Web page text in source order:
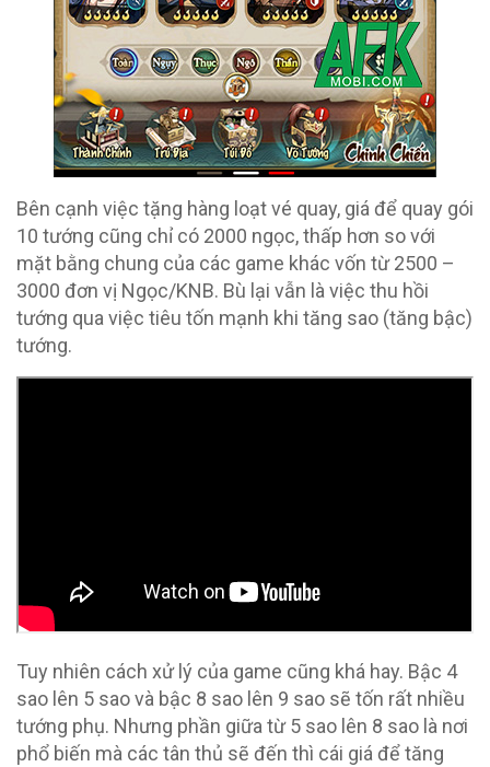
Bên cạnh việc tặng hàng loạt vé quay, giá để quay gói
10 tướng cũng chỉ có 2000 ngọc, thấp hơn so với
mặt bằng chung của các game khác vốn từ 2500 –
3000 đơn vị Ngọc/KNB. Bù lại vẫn là việc thu hồi
tướng qua việc tiêu tốn mạnh khi tăng sao (tăng bậc)
tướng.
Tuy nhiên cách xử lý của game cũng khá hay. Bậc 4
sao lên 5 sao và bậc 8 sao lên 9 sao sẽ tốn rất nhiều
tướng phụ. Nhưng phần giữa từ 5 sao lên 8 sao là nơi
phổ biến mà các tân thủ sẽ đến thì cái giá để tăng